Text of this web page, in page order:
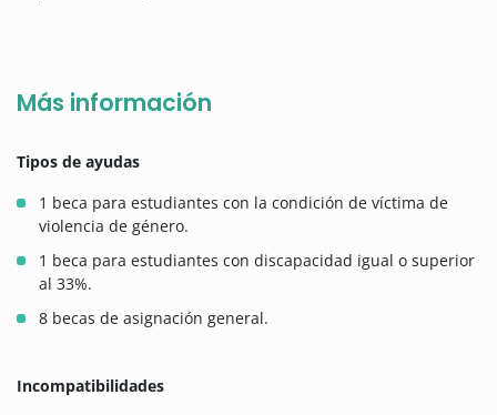
Más información
Tipos de ayudas
1 beca para estudiantes con la condición de víctima de
violencia de género.
1 beca para estudiantes con discapacidad igual o superior
al 33%.
8 becas de asignación general.
Incompatibilidades